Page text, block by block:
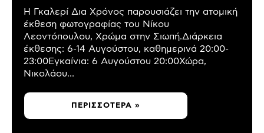
Η Γκαλερί Δια Χρόνος παρουσιάζει την ατομική
έκθεση φωτογραφίας του Νίκου
Λεοντόπουλου, Χρώμα στην Σιωπή.Διάρκεια
έκθεσης: 6-14 Αυγούστου, καθημερινά 20:00-
23:00Εγκαίνια: 6 Αυγούστου 20:00Χώρα,
Νικολάου...
ΠΕΡΙΣΣΌΤΕΡΑ »